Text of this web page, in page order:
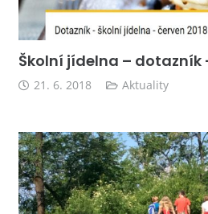
Školní jídelna – dotazník
21. 6. 2018 Aktuality